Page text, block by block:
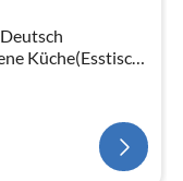
Küche(Esstisch,